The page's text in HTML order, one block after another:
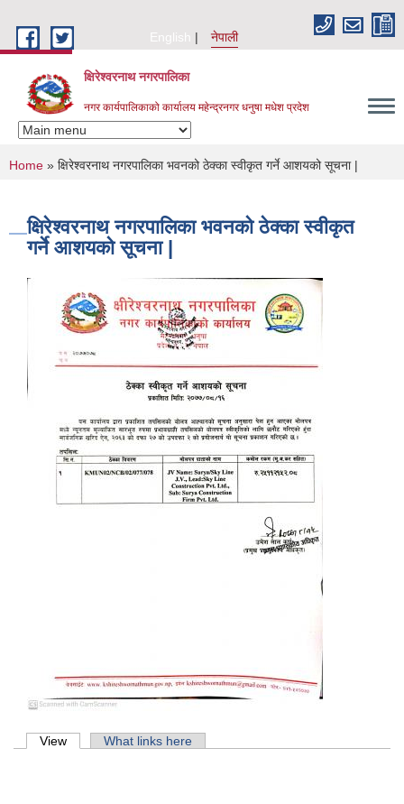
English
नेपाली
क्षिरेश्वरनाथ नगरपालिका
नगर कार्यपालिकाको कार्यालय महेन्द्रनगर धनुषा मधेश प्रदेश
You are here
Home » क्षिरेश्वरनाथ नगरपालिका भवनको ठेक्का स्वीकृत गर्ने आशयको सूचना |
क्षिरेश्वरनाथ नगरपालिका भवनको ठेक्का स्वीकृत
गर्ने आशयको सूचना |
Primary tabs
View (active tab)What links here